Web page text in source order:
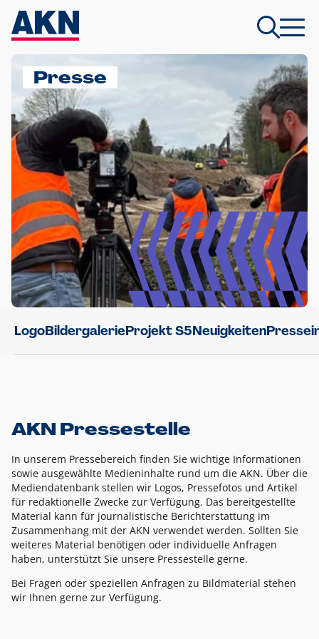
Presse
LogoBildergalerieProjekt S5Neuigkeiten
AKN Pressestelle
In unserem Pressebereich finden Sie wichtige Informationen
sowie ausgewählte Medieninhalte rund um die AKN. Über die
Mediendatenbank stellen wir Logos, Pressefotos und Artikel
für redaktionelle Zwecke zur Verfügung. Das bereitgestellte
Material kann für journalistische Berichterstattung im
Zusammenhang mit der AKN verwendet werden. Sollten Sie
weiteres Material benötigen oder individuelle Anfragen
haben, unterstützt Sie unsere Pressestelle gerne.
Bei Fragen oder speziellen Anfragen zu Bildmaterial stehen
wir Ihnen gerne zur Verfügung.